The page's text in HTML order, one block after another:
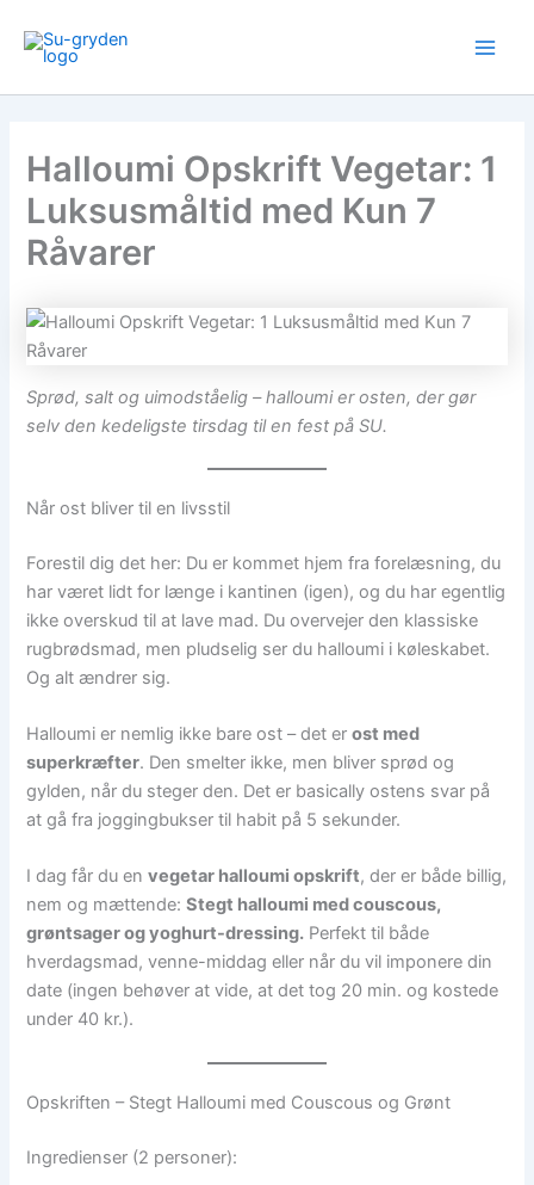
indholdet
Halloumi Opskrift Vegetar: 1
Luksusmåltid med Kun 7
Råvarer
Sprød, salt og uimodståelig – halloumi er osten, der gør
selv den kedeligste tirsdag til en fest på SU.
Når ost bliver til en livsstil
Forestil dig det her: Du er kommet hjem fra forelæsning, du
har været lidt for længe i kantinen (igen), og du har egentlig
ikke overskud til at lave mad. Du overvejer den klassiske
rugbrødsmad, men pludselig ser du halloumi i køleskabet.
Og alt ændrer sig.
Halloumi er nemlig ikke bare ost – det erost med
superkræfter. Den smelter ikke, men bliver sprød og
gylden, når du steger den. Det er basically ostens svar på
at gå fra joggingbukser til habit på 5 sekunder.
I dag får du envegetar halloumi opskrift, der er både billig,
nem og mættende:Stegt halloumi med couscous,
grøntsager og yoghurt-dressing. Perfekt til både
hverdagsmad, venne-middag eller når du vil imponere din
date (ingen behøver at vide, at det tog 20 min. og kostede
under 40 kr.).
Opskriften – Stegt Halloumi med Couscous og Grønt
Ingredienser (2 personer):